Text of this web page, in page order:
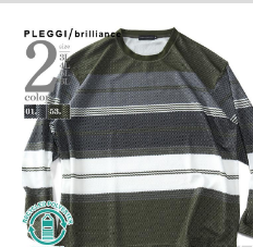
トします。
ッケージ入り
開封後の返品交換ができません。